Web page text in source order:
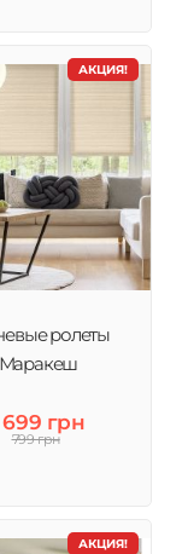
АКЦИЯ!
ролеты
Маракеш
699 грн
799 грн
АКЦИЯ!